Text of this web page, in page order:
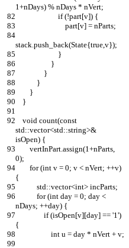
1+nDays) % nDays * nVert;
                        if (!part[v]) {
                            part[v] = nParts;
stack.push_back(State{true,v});
                        }
                    }
                }
            }
        }
    }
std::vector<std::string>&
isOpen) {
0);
{
            std::vector<int> incParts;
nDays; ++day) {
{
                    int u = day * nVert + v;